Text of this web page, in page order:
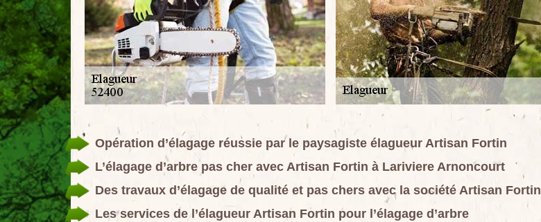
Opération d’élagage réussie par le paysagiste élagueur Artisan Fortin
L’élagage d’arbre pas cher avec Artisan Fortin à Lariviere Arnoncourt
Des travaux d’élagage de qualité et pas chers avec la société Artisan Fortin
Les services de l’élagueur Artisan Fortin pour l’élagage d’arbre